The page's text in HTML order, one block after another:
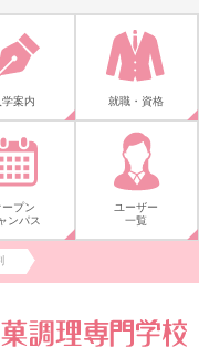
学案内 就職・資格
ープン
ンパス
ユーザー
一覧